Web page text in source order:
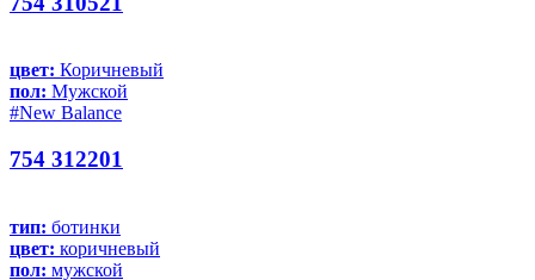
цвет: Коричневый
пол: Мужской
#New Balance
754 312201
тип: ботинки
цвет: коричневый
пол: мужской